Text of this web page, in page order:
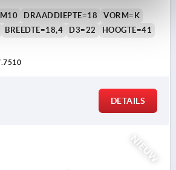
DRAADDIEPTE=18
VORM=K
BREEDTE=18,4 D3=22
HOOGTE=41
DETAILS
NIEUW